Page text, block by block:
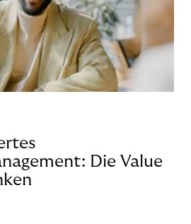
Die Value